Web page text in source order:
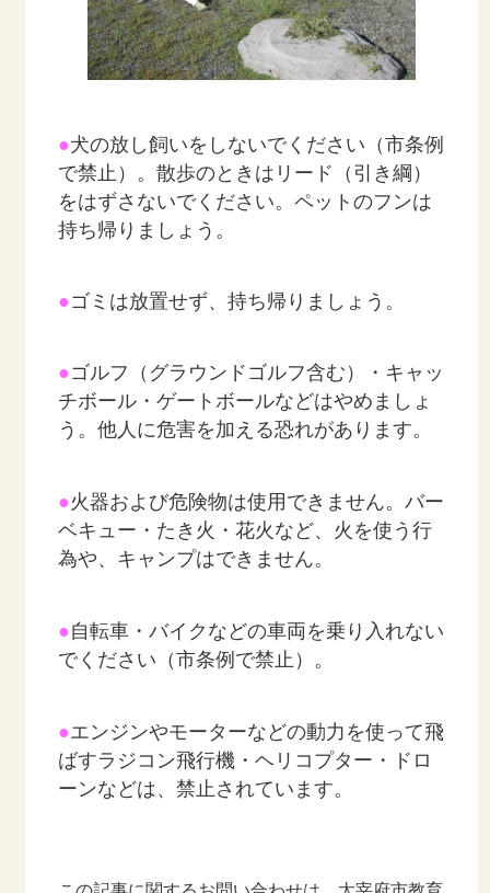
●犬の放し飼いをしないでください（市条例
で禁止）。散歩のときはリード（引き綱）
をはずさないでください。ペットのフンは
持ち帰りましょう。
●ゴミは放置せず、持ち帰りましょう。
●ゴルフ（グラウンドゴルフ含む）・キャッ
チボール・ゲートボールなどはやめましょ
う。他人に危害を加える恐れがあります。
●火器および危険物は使用できません。バー
ベキュー・たき火・花火など、火を使う行
為や、キャンプはできません。
●自転車・バイクなどの車両を乗り入れない
でください（市条例で禁止）。
●エンジンやモーターなどの動力を使って飛
ばすラジコン飛行機・ヘリコプター・ドロ
ーンなどは、禁止されています。